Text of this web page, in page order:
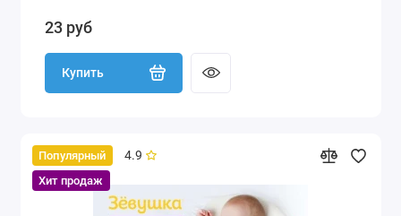
23 руб
Купить
Популярный
Хит продаж
4.9